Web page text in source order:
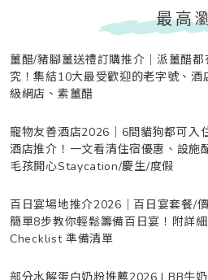
最高
薑醋/豬腳薑送禮訂購推介｜派薑醋都
究！集結10大最受歡迎的老字號、酒
級網店、素薑醋
寵物友善酒店2026｜6間貓狗都可入
酒店推介！一文看清住宿優惠、設施
毛孩開心Staycation/慶生/度假
百日宴場地推介2026｜百日宴套餐/
簡單8步教你輕鬆籌備百日宴！附詳
Checklist 準備清單